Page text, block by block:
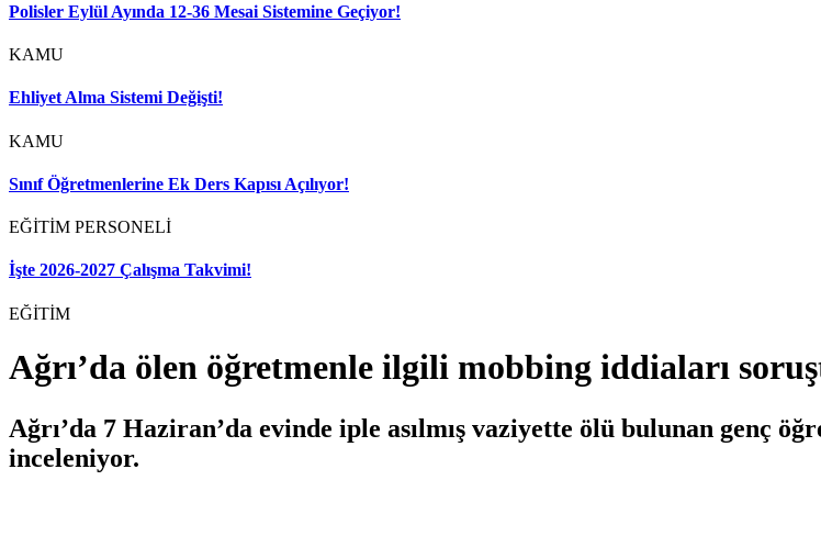
Polisler Eylül Ayında 12-36 Mesai Sistemine Geçiyor!
KAMU
Ehliyet Alma Sistemi Değişti!
KAMU
Sınıf Öğretmenlerine Ek Ders Kapısı Açılıyor!
EĞİTİM PERSONELİ
İşte 2026-2027 Çalışma Takvimi!
EĞİTİM
Ağrı’da ölen öğretmenle ilgili mobbing iddiaları
Ağrı’da 7 Haziran’da evinde iple asılmış vaziyette ölü bulunan genç
inceleniyor.